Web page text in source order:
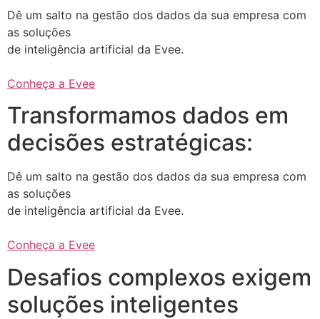
Dê um salto na gestão dos dados da sua empresa com
as soluções
de inteligência artificial da Evee.
Conheça a Evee
Transformamos dados em
decisões estratégicas:
Dê um salto na gestão dos dados da sua empresa com
as soluções
de inteligência artificial da Evee.
Conheça a Evee
Desafios complexos exigem
soluções inteligentes